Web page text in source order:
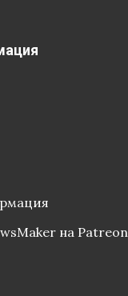
на Patreon